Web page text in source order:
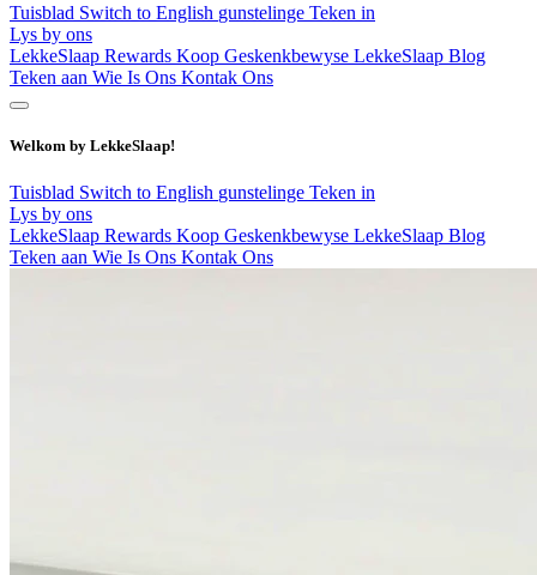
Tuisblad Switch to English gunstelinge Teken in
Lys by ons
LekkeSlaap Rewards Koop Geskenkbewyse LekkeSlaap Blog
Teken aan Wie Is Ons Kontak Ons
Welkom by LekkeSlaap!
Tuisblad Switch to English gunstelinge Teken in
Lys by ons
LekkeSlaap Rewards Koop Geskenkbewyse LekkeSlaap Blog
Teken aan Wie Is Ons Kontak Ons